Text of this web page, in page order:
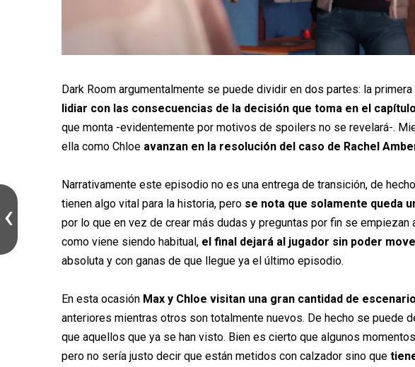
Dark Room argumentalmente se puede dividir en dos partes: la primera
lidiar con las consecuencias de la decisión que toma en el
que monta -evidentemente por motivos de spoilers no se revelará-.
ella como Chloe avanzan en la resolución del caso de Rachel
Narrativamente este episodio no es una entrega de transición, de
tienen algo vital para la historia, pero se nota que solamente queda
por lo que en vez de crear más dudas y preguntas por fin se
como viene siendo habitual, el final dejará al jugador sin poder
absoluta y con ganas de que llegue ya el último episodio.
En esta ocasión Max y Chloe visitan una gran cantidad de
anteriores mientras otros son totalmente nuevos. De hecho se puede
que aquellos que ya se han visto. Bien es cierto que algunos
pero no sería justo decir que están metidos con calzador sino que